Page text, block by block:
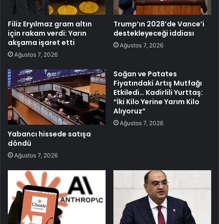
Filiz Eryılmaz gram altın
için rakam verdi: Yarın
akşama işaret etti
Ağustos 7, 2026
Trump’ın 2028’de Vance’i
destekleyeceği iddiası
Ağustos 7, 2026
Yabancı hissede satışa
döndü
Ağustos 7, 2026
Soğan ve Patates
Fiyatındaki Artış Mutfağı
Etkiledi… Kadirlili Yurttaş:
“İki Kilo Yerine Yarım Kilo
Alıyoruz”
Ağustos 7, 2026